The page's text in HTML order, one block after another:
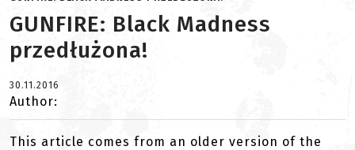
GUNFIRE: Black Madness
przedłużona!
30.11.2016
Author:
This article comes from an older version of the